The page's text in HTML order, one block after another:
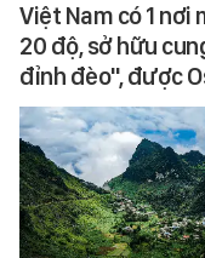
Việt Nam có 1 nơi
20 độ, sở hữu
đỉnh đèo", được